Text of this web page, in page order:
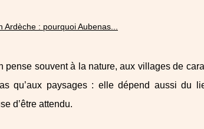
: pourquoi Aubenas...
pense souvent à la nature, aux villages de
qu’aux paysages : elle dépend aussi du
d’être attendu.